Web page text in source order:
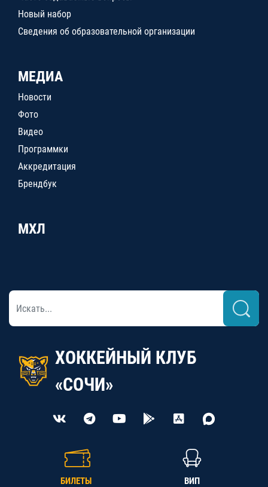
Новый набор
Сведения об образовательной организации
МЕДИА
Новости
Фото
Видео
Программки
Аккредитация
Брендбук
МХЛ
ХОККЕЙНЫЙ КЛУБ
«СОЧИ»
БИЛЕТЫ ВИП